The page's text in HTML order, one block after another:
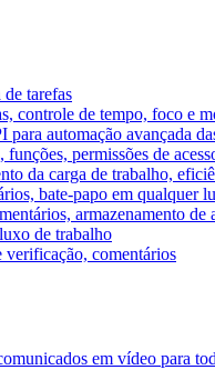
tarefas
controle de tempo, foco e
automação avançada
permissões de
da carga de trabalho,
bate-papo em qualquer
armazenamento
de trabalho
verificação, comentários
em vídeo para